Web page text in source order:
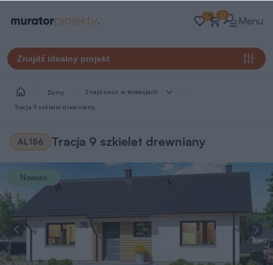
0 0 Menu
Znajdź idealny projekt
Domy Znajdziesz w kolekcjach
Tracja 9 szkielet drewniany
AL156 Tracja 9 szkielet drewniany
Nowość